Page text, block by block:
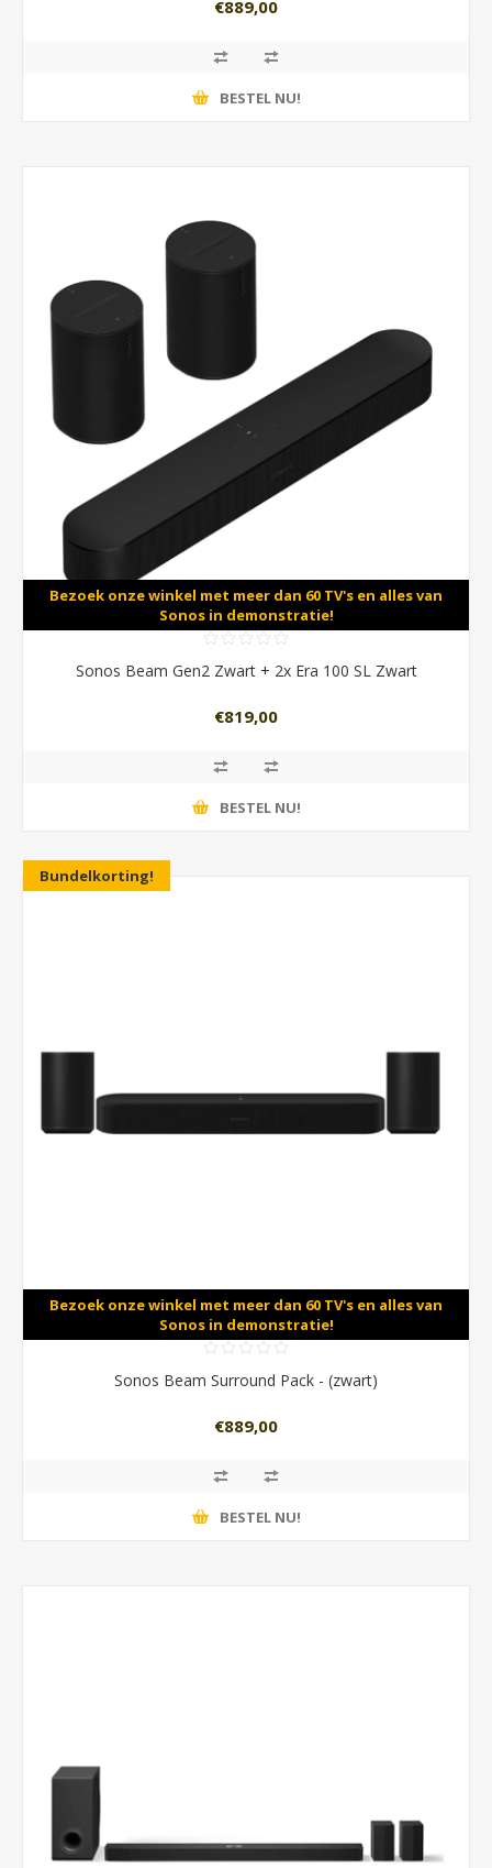
€889,00
BESTEL NU!
Bezoek onze winkel met meer dan 60 TV's en alles van
Sonos in demonstratie!
Sonos Beam Gen2 Zwart + 2x Era 100 SL Zwart
€819,00
BESTEL NU!
Bundelkorting!
Bezoek onze winkel met meer dan 60 TV's en alles van
Sonos in demonstratie!
Sonos Beam Surround Pack - (zwart)
€889,00
BESTEL NU!